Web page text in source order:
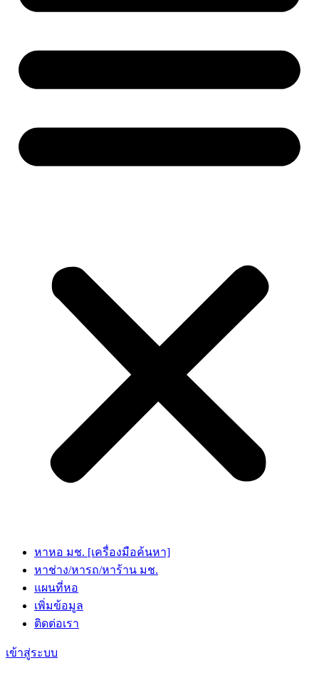
หาหอ มช. [เครื่องมือค้นหา]
หาช่าง/หารถ/หาร้าน มช.
แผนที่หอ
เพิ่มข้อมูล
ติดต่อเรา
เข้าสู่ระบบ